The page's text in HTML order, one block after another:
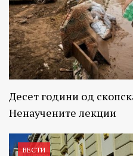
Десет години од
Ненаучените лекции
ВЕСТИ